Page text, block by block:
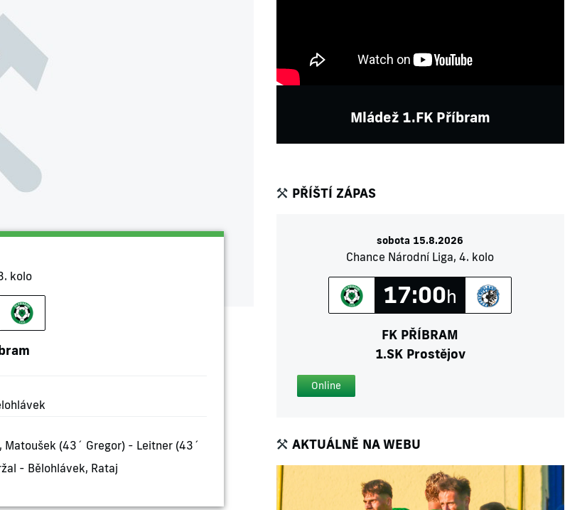
kolo
(43´ Gregor) - Leitner (43´
- Bělohlávek, Rataj
Mládež 1.FK Příbram
PŘÍŠTÍ ZÁPAS
sobota 15.8.2026
Chance Národní Liga, 4. kolo
17:00h
FK PŘÍBRAM
1.SK Prostějov
Online
AKTUÁLNĚ NA WEBU